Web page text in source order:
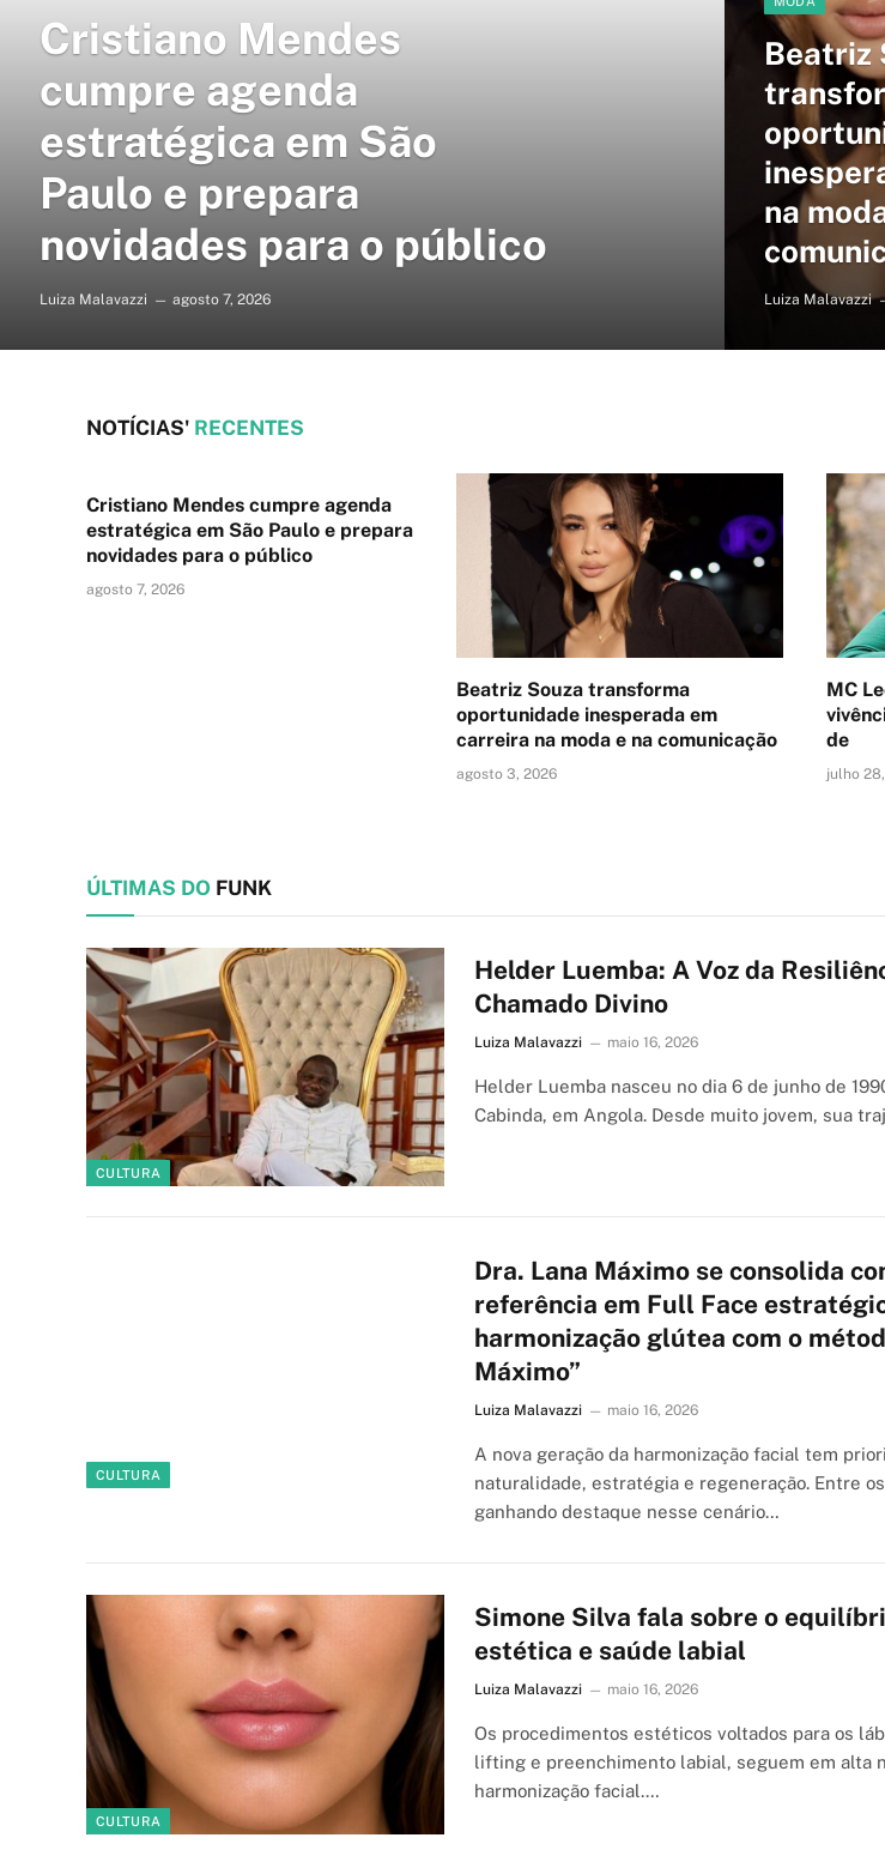
Cristiano Mendes
cumpre agenda
estratégica em São
Paulo e prepara
novidades para o público
Luiza Malavazzi agosto 7, 2026
Beatriz
na
Luiza Malavazzi
NOTÍCIAS' RECENTES
Cristiano Mendes cumpre agenda
estratégica em São Paulo e prepara
novidades para o público
agosto 7, 2026
Beatriz Souza transforma
oportunidade inesperada em
carreira na moda e na comunicação
agosto 3, 2026
MC
de
julho
ÚLTIMAS DO FUNK
CULTURA
Helder Luemba: A Voz da
Chamado Divino
Luiza Malavazzi maio 16, 2026
Helder Luemba nasceu no dia 6 de junho de
Cabinda, em Angola. Desde muito jovem, sua
CULTURA
Dra. Lana Máximo se consolida
referência em Full Face
harmonização glútea com o
Máximo”
Luiza Malavazzi maio 16, 2026
A nova geração da harmonização facial tem
naturalidade, estratégia e regeneração. Entre
ganhando destaque nesse cenário…
CULTURA
Simone Silva fala sobre o
estética e saúde labial
Luiza Malavazzi maio 16, 2026
Os procedimentos estéticos voltados para os
lifting e preenchimento labial, seguem em alta
harmonização facial.…